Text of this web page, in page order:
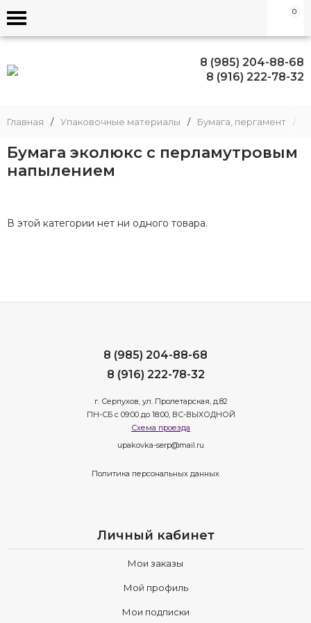
0
8 (985) 204-88-68
8 (916) 222-78-32
Главная / Упаковочные материалы / Бумага, пергамент /
Бумага эколюкс с перламутровым
напылением
В этой категории нет ни одного товара.
8 (985) 204-88-68
8 (916) 222-78-32
г. Серпухов, ул. Пролетарская, д.82
ПН-СБ с 09:00 до 18:00, ВС-ВЫХОДНОЙ
Схема проезда
upakovka-serp@mail.ru
Политика персональных данных
Личный кабинет
Мои заказы
Мой профиль
Мои подписки